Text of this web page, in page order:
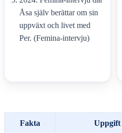
Åsa själv berättar om sin
uppväxt och livet med
Per. (Femina-intervju)
Fakta Uppgift